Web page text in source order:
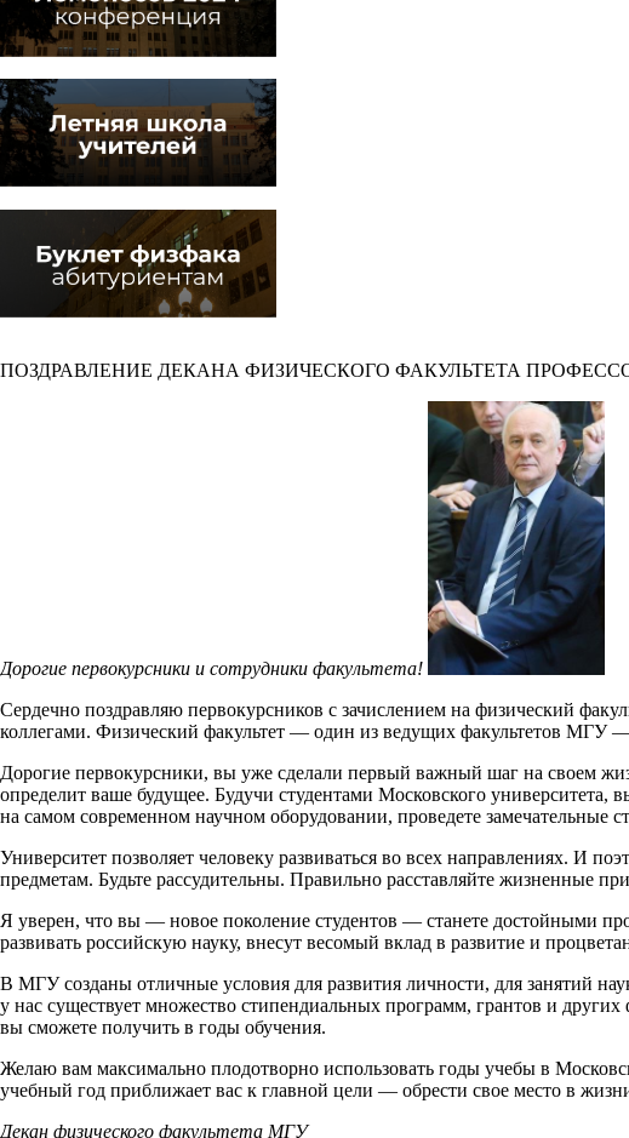
ПОЗДРАВЛЕНИЕ ДЕКАНА ФИЗИЧЕСКОГО ФАКУЛЬТЕТА
Дорогие первокурсники и сотрудники факультета!
Сердечно поздравляю первокурсников с зачислением на физический
коллегами. Физический факультет — один из ведущих факультетов МГУ —
Дорогие первокурсники, вы уже сделали первый важный шаг на своем
определит ваше будущее. Будучи студентами Московского
на самом современном научном оборудовании, проведете замечательные
Университет позволяет человеку развиваться во всех направлениях. И
предметам. Будьте рассудительны. Правильно расставляйте жизненные
Я уверен, что вы — новое поколение студентов — станете достойными
развивать российскую науку, внесут весомый вклад в развитие и
В МГУ созданы отличные условия для развития личности, для занятий
у нас существует множество стипендиальных программ, грантов и
вы сможете получить в годы обучения.
Желаю вам максимально плодотворно использовать годы учебы в
учебный год приближает вас к главной цели — обрести свое место в
Декан физического факультета МГУ